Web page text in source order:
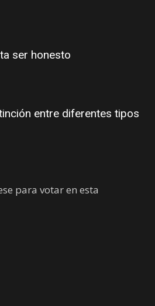
ser honesto
entre diferentes tipos
para votar en esta